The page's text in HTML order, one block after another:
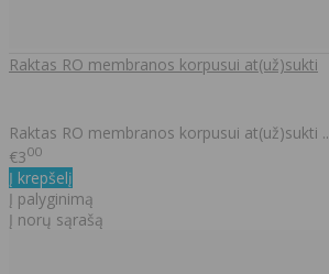
Raktas RO membranos korpusui at(už)sukti
Raktas RO membranos korpusui at(už)sukti ..
€300
Į krepšelį
Į palyginimą
Į norų sąrašą